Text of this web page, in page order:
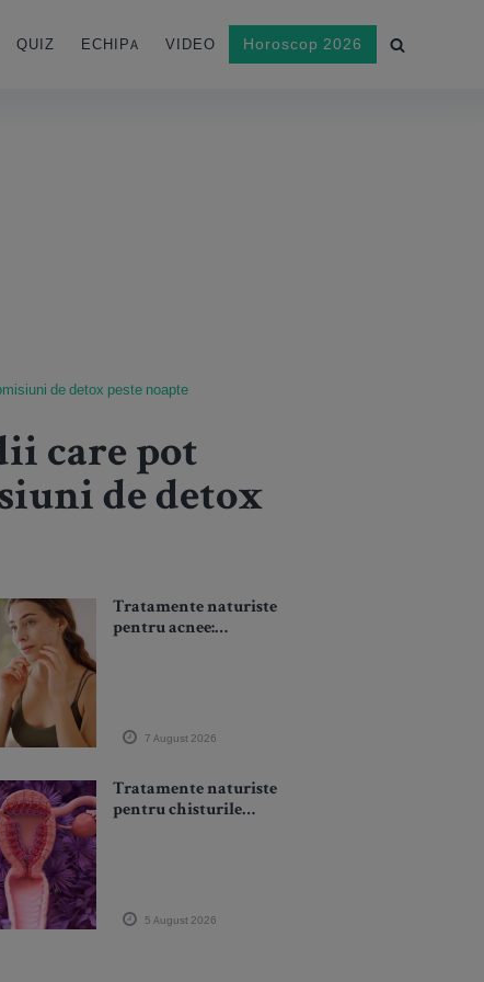
QUIZ ECHIPA VIDEO Horoscop 2026
de detox peste noapte
care pot
de detox
Tratamente naturiste
pentru acnee:
7 August 2026
Tratamente naturiste
pentru chisturile
5 August 2026